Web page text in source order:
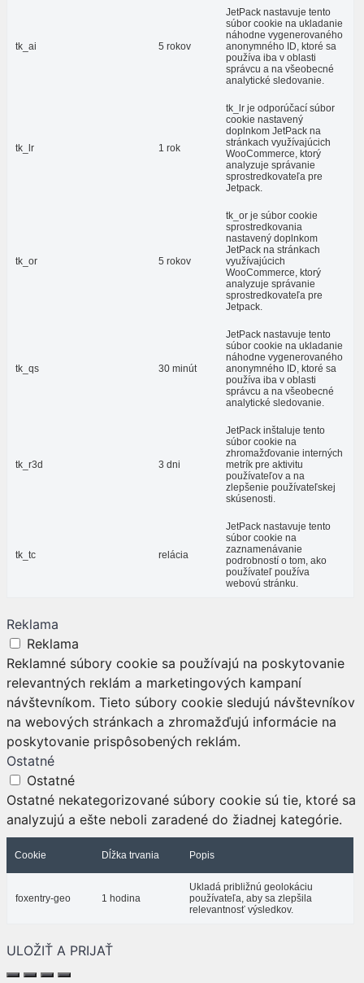
tk_ai 5 rokov
JetPack nastavuje tento
súbor cookie na ukladanie
náhodne vygenerovaného
anonymného ID, ktoré sa
používa iba v oblasti
správcu a na všeobecné
analytické sledovanie.
tk_lr 1 rok
tk_lr je odporúčací súbor
cookie nastavený
doplnkom JetPack na
stránkach využívajúcich
WooCommerce, ktorý
analyzuje správanie
sprostredkovateľa pre
Jetpack.
tk_or 5 rokov
tk_or je súbor cookie
sprostredkovania
nastavený doplnkom
JetPack na stránkach
využívajúcich
WooCommerce, ktorý
analyzuje správanie
sprostredkovateľa pre
Jetpack.
tk_qs 30 minút
JetPack nastavuje tento
súbor cookie na ukladanie
náhodne vygenerovaného
anonymného ID, ktoré sa
používa iba v oblasti
správcu a na všeobecné
analytické sledovanie.
tk_r3d 3 dni
JetPack inštaluje tento
súbor cookie na
zhromažďovanie interných
metrík pre aktivitu
používateľov a na
zlepšenie používateľskej
skúsenosti.
tk_tc relácia
JetPack nastavuje tento
súbor cookie na
zaznamenávanie
podrobností o tom, ako
používateľ používa
webovú stránku.
Reklama
Reklama
Reklamné súbory cookie sa používajú na poskytovanie
relevantných reklám a marketingových kampaní
návštevníkom. Tieto súbory cookie sledujú návštevníkov
na webových stránkach a zhromažďujú informácie na
poskytovanie prispôsobených reklám.
Ostatné
Ostatné
Ostatné nekategorizované súbory cookie sú tie, ktoré sa
analyzujú a ešte neboli zaradené do žiadnej kategórie.
Cookie Dĺžka trvania Popis
foxentry-geo 1 hodina
Ukladá približnú geolokáciu
používateľa, aby sa zlepšila
relevantnosť výsledkov.
ULOŽIŤ A PRIJAŤ